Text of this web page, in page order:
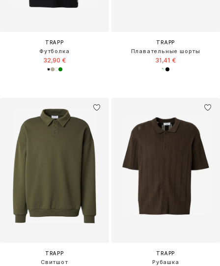
TRAPP
Футболка
32,90 €
TRAPP
Плавательные шорты
31,41 €
TRAPP
Свитшот
TRAPP
Рубашка